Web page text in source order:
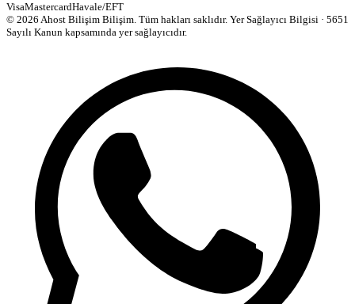
VisaMastercardHavale/EFT
© 2026 Ahost Bilişim Bilişim. Tüm hakları saklıdır. Yer Sağlayıcı Bilgisi · 5651
Sayılı Kanun kapsamında yer sağlayıcıdır.